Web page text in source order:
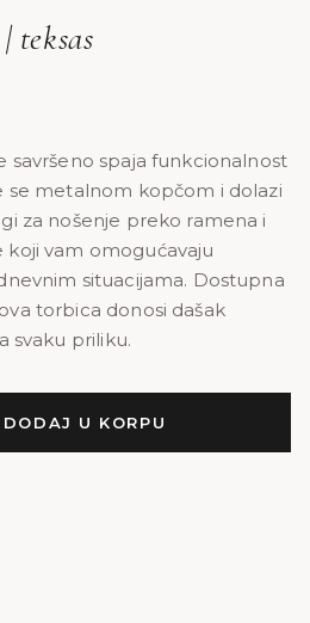
teksas
savršeno spaja funkcionalnost
se metalnom kopčom i dolazi
za nošenje preko ramena i
koji vam omogućavaju
situacijama. Dostupna
torbica donosi dašak
svaku priliku.
DODAJ U KORPU